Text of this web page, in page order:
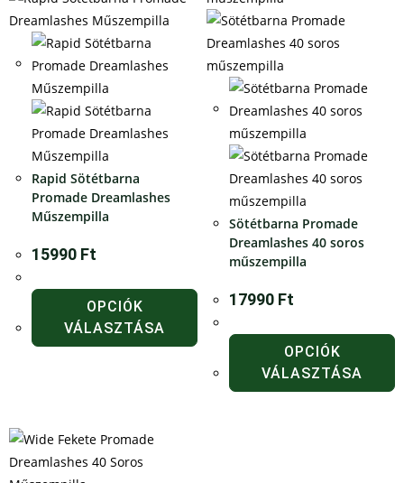
Rapid Sötétbarna
Promade Dreamlashes
Műszempilla
15990 Ft
OPCIÓK
VÁLASZTÁSA
Sötétbarna Promade
Dreamlashes 40 soros
műszempilla
17990 Ft
OPCIÓK
VÁLASZTÁSA